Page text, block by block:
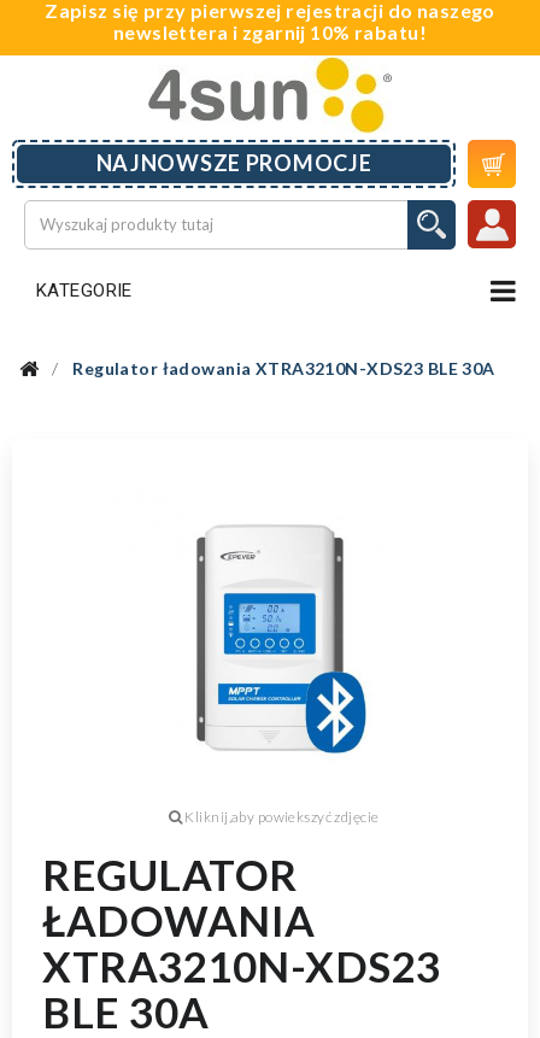
Zapisz się przy pierwszej rejestracji do naszego
newslettera i zgarnij 10% rabatu!
KATEGORIE
NAJNOWSZE PROMOCJE 
Regulator ładowania XTRA3210N-XDS23 BLE 30A
REGULATOR
ŁADOWANIA
XTRA3210N-XDS23
BLE 30A